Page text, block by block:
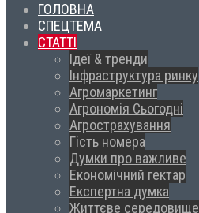
ГОЛОВНА
СПЕЦТЕМА
СТАТТІ
Ідеї & тренди
Інфраструктура ринку
Агромаркетинг
Агрономія Сьогодні
Агрострахування
Гість номера
Думки про важливе
Економічний гектар
Експертна думка
Життєве середовище